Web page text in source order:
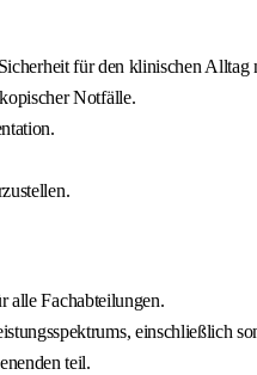
für den klinischen Alltag
Notfälle.
alle Fachabteilungen.
einschließlich
teil.